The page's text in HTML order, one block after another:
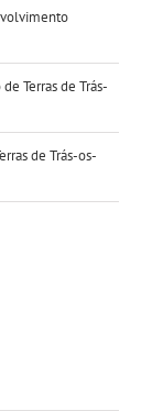
Terras de Trás-
de Trás-os-